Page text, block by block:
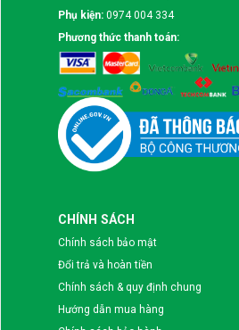
Phụ kiện: 0974 004 334
Phương thức thanh toán:
CHÍNH SÁCH
Chính sách bảo mật
Đổi trả và hoàn tiền
Chính sách & quy định chung
Hướng dẫn mua hàng